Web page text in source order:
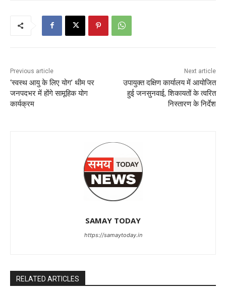
Previous article
‘स्वस्थ आयु के लिए योग’ थीम पर
जनपदभर में होंगे सामूहिक योग
कार्यक्रम
Next article
उपायुक्त दक्षिण कार्यालय में आयोजित
हुई जनसुनवाई, शिकायतों के त्वरित
निस्तारण के निर्देश
SAMAY TODAY
https://samaytoday.in
RELATED ARTICLES